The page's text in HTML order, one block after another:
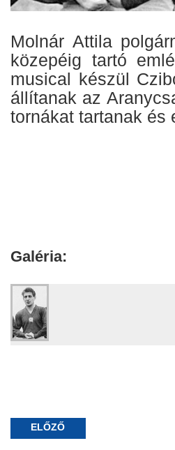
Molnár Attila
közepéig tartó
musical készül
állítanak az
tornákat tartanak és
Galéria:
ELŐZŐ